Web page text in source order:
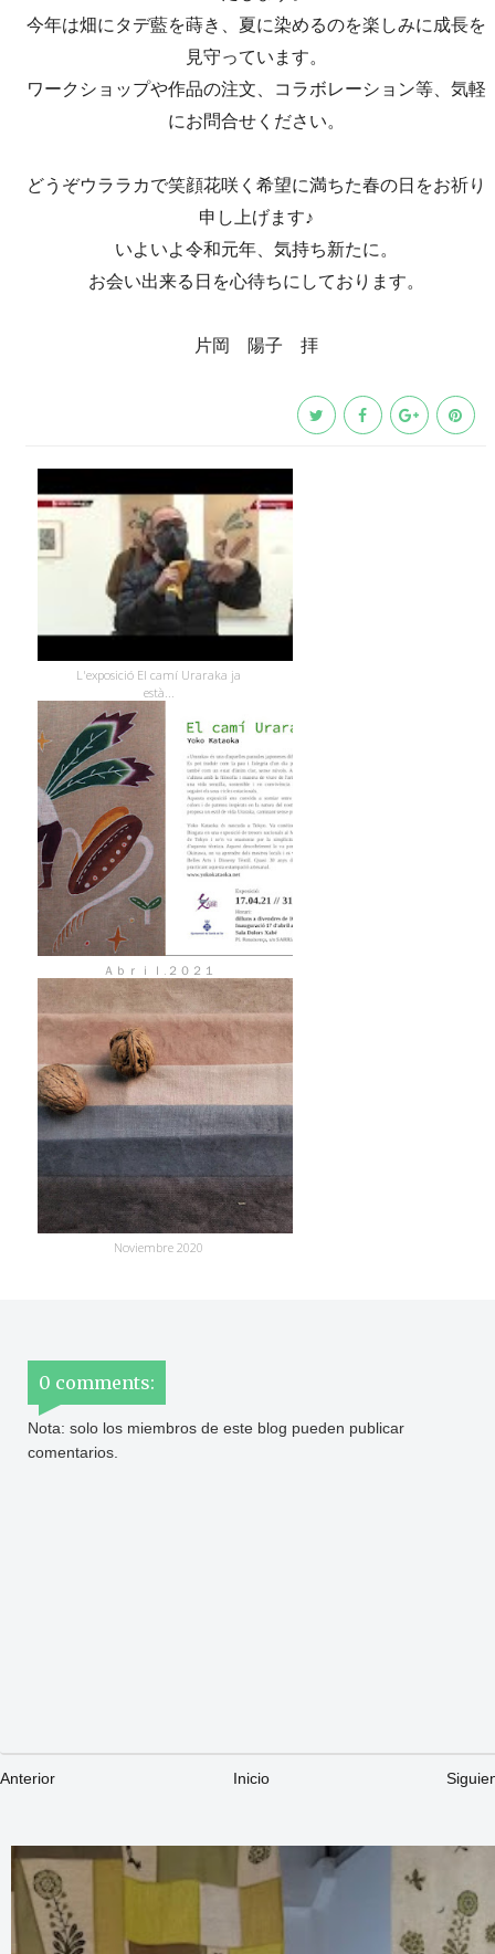
今年は畑にタデ藍を蒔き、夏に染めるのを楽しみに成長を
見守っています。
ワークショップや作品の注文、コラボレーション等、 気軽
にお問合せください。
どうぞウララカで笑顔花咲く希望に満ちた春の日をお祈り
申し上げます♪
いよいよ令和元年、気持ち新たに。
お会い出来る日を心待ちにしております。
片岡 陽子 拝
L'exposició El camí Uraraka ja
està...
Ａｂｒｉｌ.２０２１
Noviembre 2020
0 comments:
Nota: solo los miembros de este blog pueden publicar
comentarios.
Anterior Inicio